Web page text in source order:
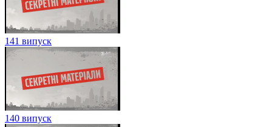
141 випуск
140 випуск